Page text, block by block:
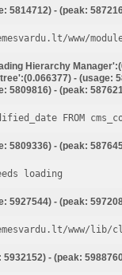
5814712) - (peak:
www/
Hierarchy
- (usage:
5809816) - (peak:
5809336) - (peak:
loading
5927544) - (peak:
www/
5932152) - (peak: